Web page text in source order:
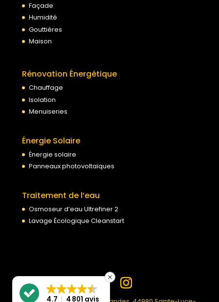
Façade
Humidité
Gouttières
Maison
Rénovation Énergétique
Chauffage
Isolation
Menuiseries
Énergie Solaire
Énergie solaire
Panneaux photovoltaïques
Traitement de l’eau
Osmoseur d’eau Ultrefiner 2
Lavage Écologique Cleanstart
4.7 4 801 avis